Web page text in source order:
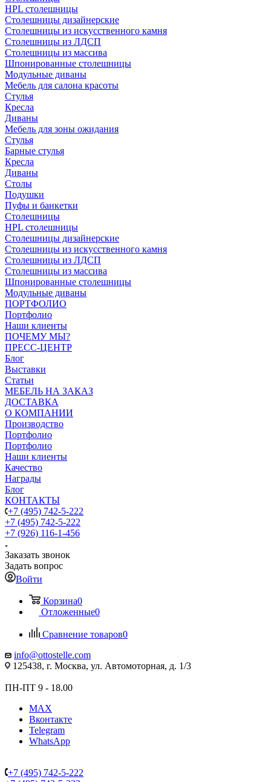
HPL столешницы
Столешницы дизайнерские
Столешницы из искусственного камня
Столешницы из ЛДСП
Столешницы из массива
Шпонированные столешницы
Модульные диваны
Мебель для салона красоты
Стулья
Кресла
Диваны
Мебель для зоны ожидания
Стулья
Барные стулья
Кресла
Диваны
Столы
Подушки
Пуфы и банкетки
Столешницы
HPL столешницы
Столешницы дизайнерские
Столешницы из искусственного камня
Столешницы из ЛДСП
Столешницы из массива
Шпонированные столешницы
Модульные диваны
ПОРТФОЛИО
Портфолио
Наши клиенты
ПОЧЕМУ МЫ?
ПРЕСС-ЦЕНТР
Блог
Выставки
Статьи
МЕБЕЛЬ НА ЗАКАЗ
ДОСТАВКА
О КОМПАНИИ
Производство
Портфолио
Портфолио
Наши клиенты
Качество
Награды
Блог
КОНТАКТЫ
+7 (495) 742-5-222
+7 (495) 742-5-222
+7 (926) 116-1-456
Заказать звонок
Задать вопрос
Войти
Корзина0
Отложенные0
Сравнение товаров0
info@ottostelle.com
125438, г. Москва, ул. Автомоторная, д. 1/3
ПН-ПТ 9 - 18.00
MAX
Вконтакте
Telegram
WhatsApp
+7 (495) 742-5-222